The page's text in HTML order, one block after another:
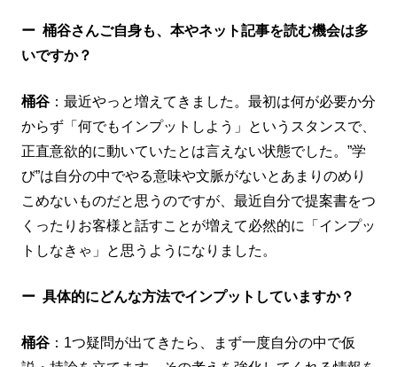
ー 桶谷さんご自身も、本やネット記事を読む機会は多
いですか？
桶谷 ：最近やっと増えてきました。最初は何が必要か分
からず「何でもインプットしよう」というスタンスで、
正直意欲的に動いていたとは言えない状態でした。”学
び”は自分の中でやる意味や文脈がないとあまりのめり
こめないものだと思うのですが、最近自分で提案書をつ
くったりお客様と話すことが増えて必然的に「インプッ
トしなきゃ」と思うようになりました。
ー 具体的にどんな方法でインプットしていますか？
桶谷 ：1つ疑問が出てきたら、まず一度自分の中で仮